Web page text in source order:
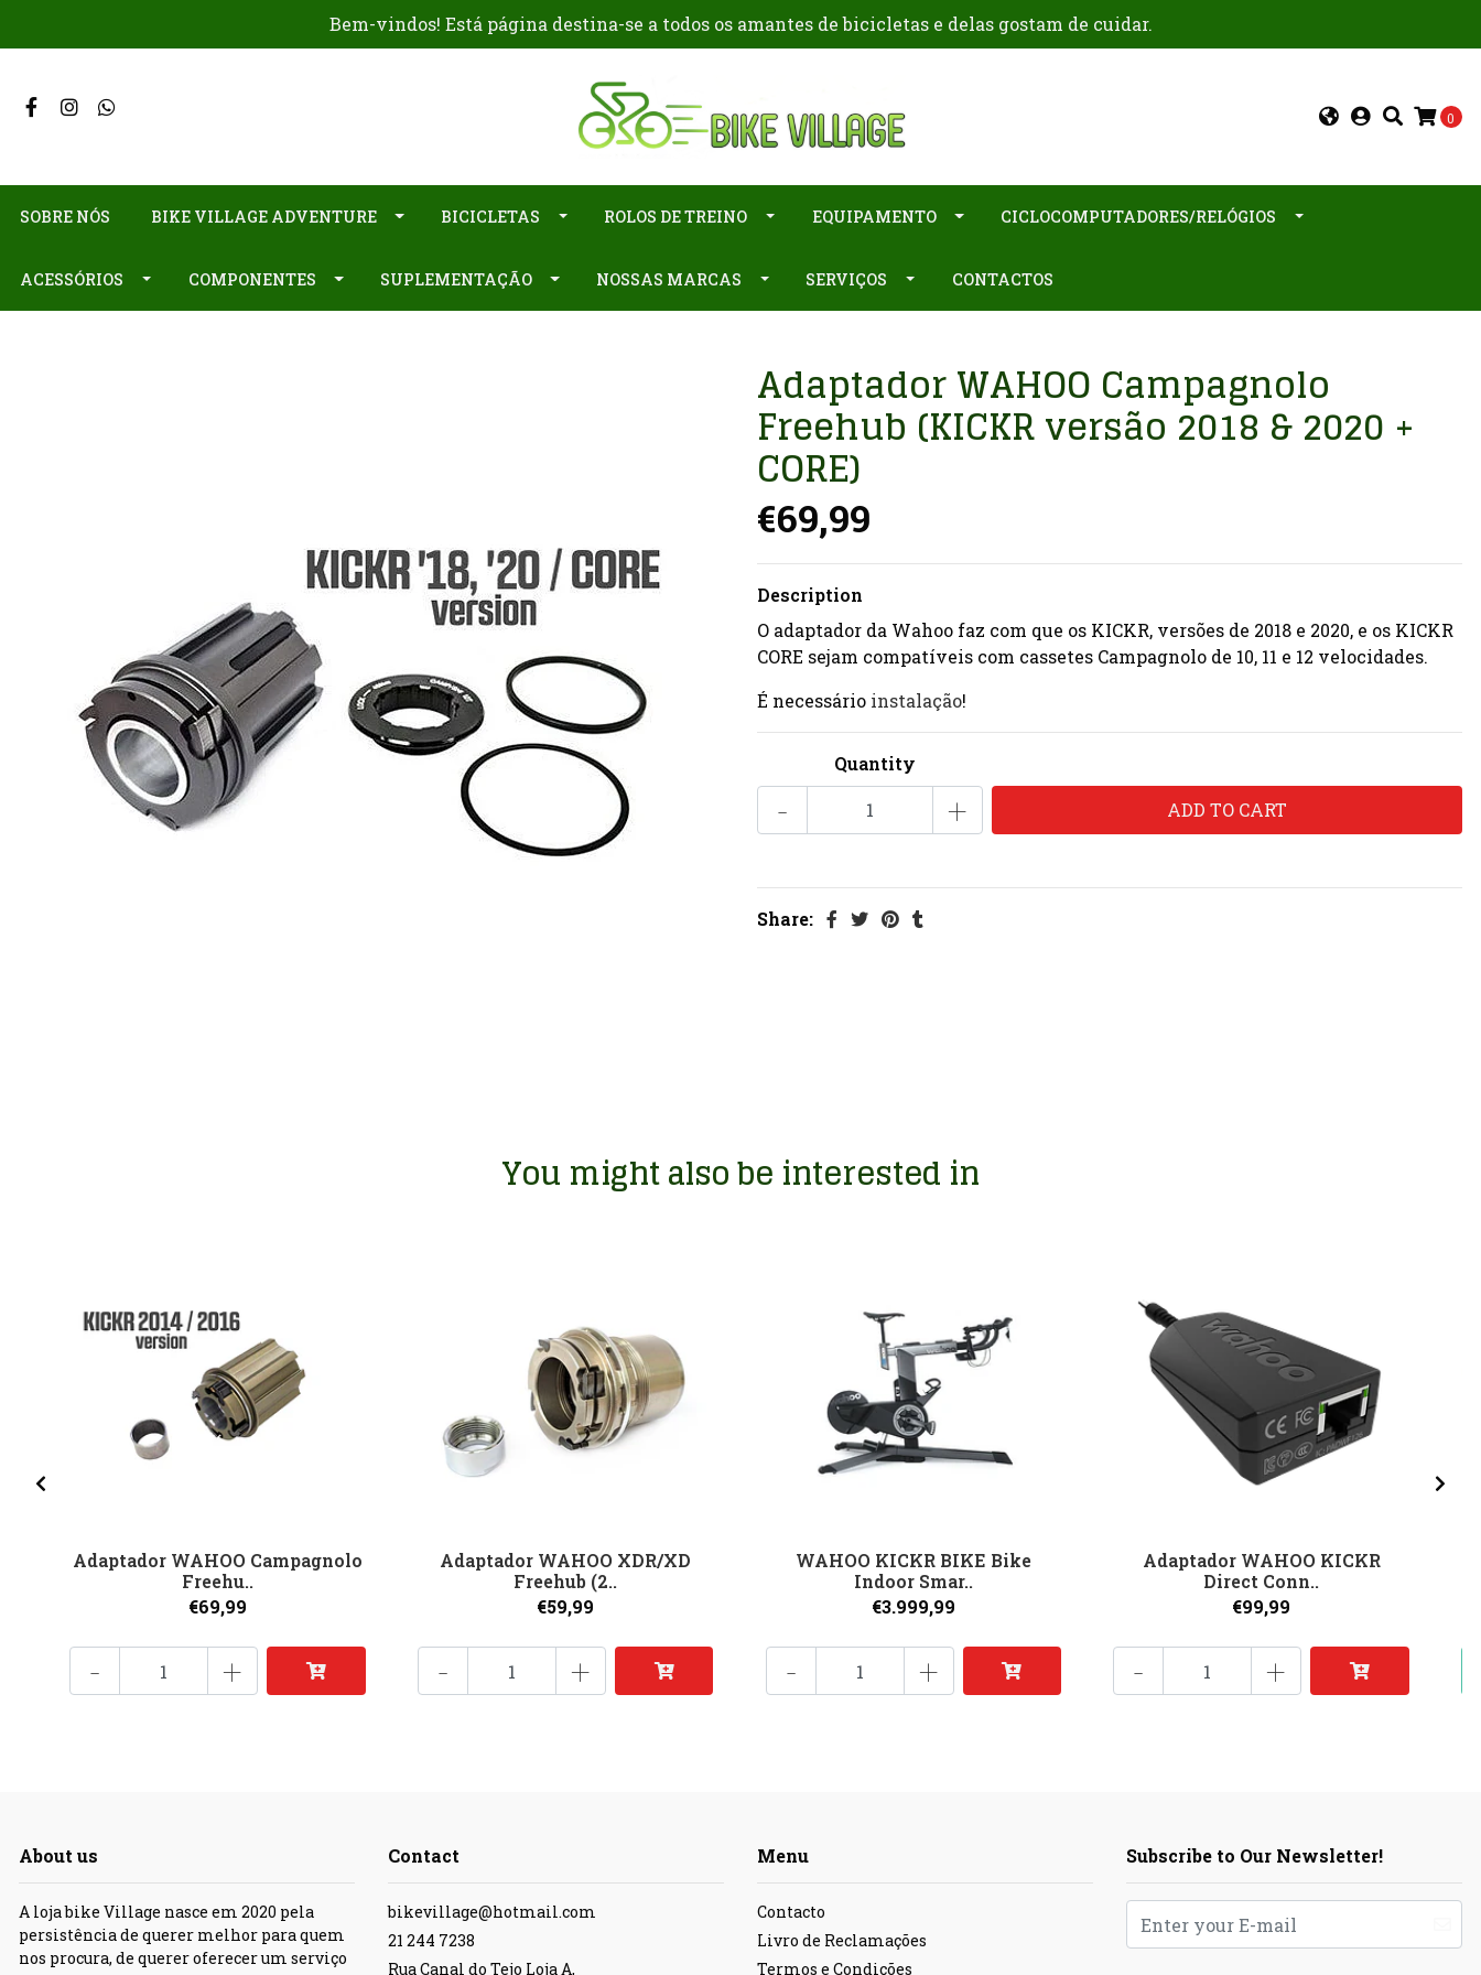
Bem-vindos! Está página destina-se a todos os amantes de bicicletas e delas gostam de cuidar.
0
SOBRE NÓS BIKE VILLAGE ADVENTURE BICICLETAS ROLOS DE TREINO EQUIPAMENTO CICLOCOMPUTADORES/RELÓGIOS
ACESSÓRIOS COMPONENTES SUPLEMENTAÇÃO NOSSAS MARCAS SERVIÇOS CONTACTOS
Adaptador WAHOO Campagnolo
Freehub (KICKR versão 2018 & 2020 +
CORE)
€69,99
Description
O adaptador da Wahoo faz com que os KICKR, versões de 2018 e 2020, e os KICKR
CORE sejam compatíveis com cassetes Campagnolo de 10, 11 e 12 velocidades.
É necessário instalação!
Quantity
- +
Share:
You might also be interested in
Adaptador WAHOO Campagnolo
Freehu..
€69,99
- +
Adaptador WAHOO XDR/XD
Freehub (2..
€59,99
- +
WAHOO KICKR BIKE Bike
Indoor Smar..
€3.999,99
- +
Adaptador WAHOO KICKR
Direct Conn..
€99,99
- +
About us
A loja bike Village nasce em 2020 pela
persistência de querer melhor para quem
nos procura, de querer oferecer um serviço
Contact
bikevillage@hotmail.com
21 244 7238
Rua Canal do Tejo Loja A,
Menu
Contacto
Livro de Reclamações
Termos e Condições
Subscribe to Our Newsletter!